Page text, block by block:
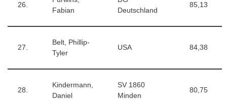
26.
Fabian
Deutschland
85,13
27.
Belt, Phillip-
Tyler
USA 84,38
28.
Kindermann,
Daniel
SV 1860
Minden
80,75